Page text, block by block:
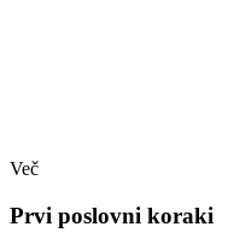
Več
Prvi poslovni koraki